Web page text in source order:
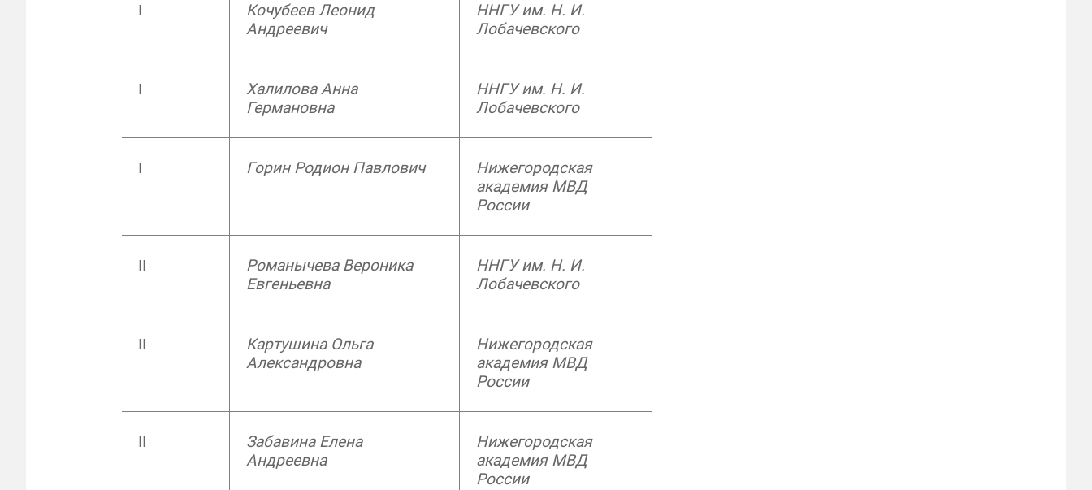
I
Кочубеев Леонид
Андреевич
ННГУ им. Н. И.
Лобачевского
I
Халилова Анна
Германовна
ННГУ им. Н. И.
Лобачевского
I Горин Родион Павлович
Нижегородская
академия МВД
России
II
Романычева Вероника
Евгеньевна
ННГУ им. Н. И.
Лобачевского
II
Картушина Ольга
Александровна
Нижегородская
академия МВД
России
II
Забавина Елена
Андреевна
Нижегородская
академия МВД
России